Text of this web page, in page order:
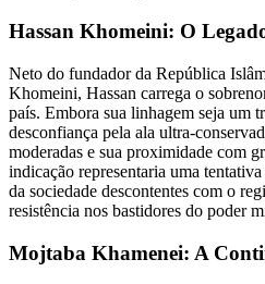
Hassan Khomeini: O
Neto do fundador da República
Khomeini, Hassan carrega o
país. Embora sua linhagem seja um
desconfiança pela ala ultra-
moderadas e sua proximidade com
indicação representaria uma
da sociedade descontentes com o
resistência nos bastidores do poder
Mojtaba Khamenei: A